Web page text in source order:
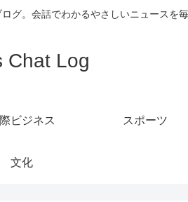
グ。会話でわかるやさしいニュースを毎
Chat Log
ビジネス スポーツ
文化